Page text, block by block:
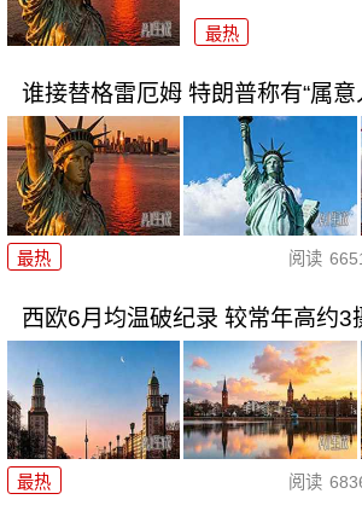
最热
谁接替格雷厄姆 特朗普称有“属意
最热 阅读
西欧6月均温破纪录 较常年高约3
最热 阅读